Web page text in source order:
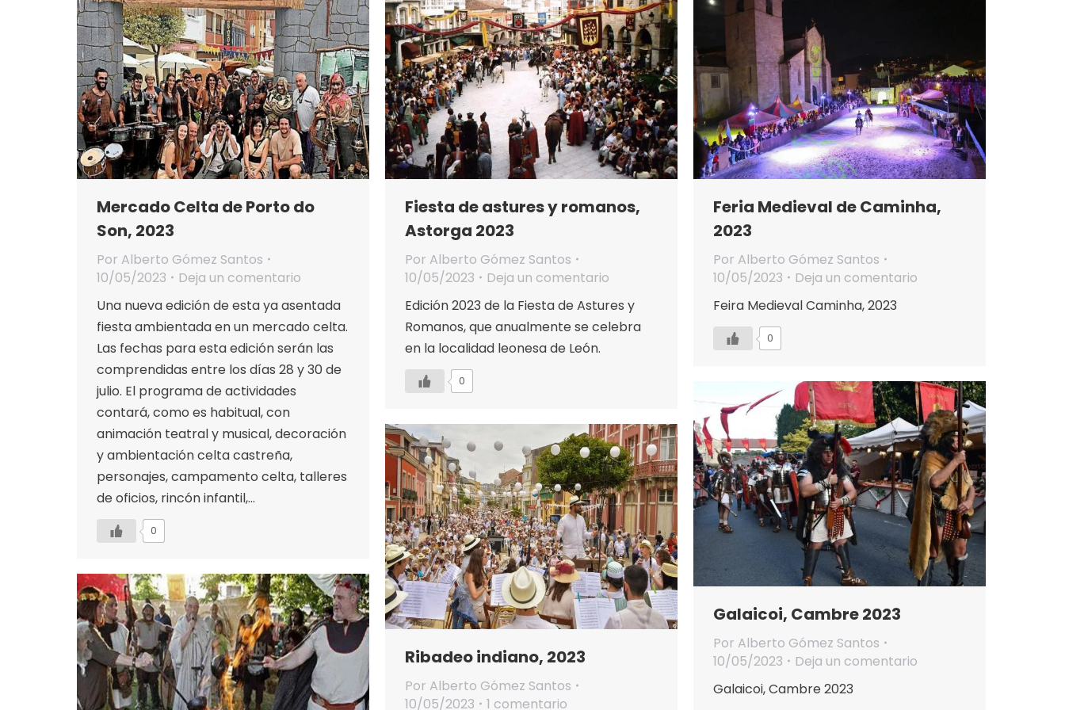
Mercado Celta de Porto do
Son, 2023
Por Alberto Gómez Santos
10/05/2023
Deja un comentario
Una nueva edición de esta ya asentada
fiesta ambientada en un mercado celta.
Las fechas para esta edición serán las
comprendidas entre los días 28 y 30 de
julio. El programa de actividades
contará, como es habitual, con
animación teatral y musical, decoración
y ambientación celta castreña,
personajes, campamento celta, talleres
de oficios, rincón infantil,…
0
Fiesta de astures y romanos,
Astorga 2023
Por Alberto Gómez Santos
10/05/2023
Deja un comentario
Edición 2023 de la Fiesta de Astures y
Romanos, que anualmente se celebra
en la localidad leonesa de León.
0
Feria Medieval de Caminha,
2023
Por Alberto Gómez Santos
10/05/2023
Deja un comentario
Feira Medieval Caminha, 2023
0
Galaicoi, Cambre 2023
Por Alberto Gómez Santos
10/05/2023
Deja un comentario
Galaicoi, Cambre 2023
Ribadeo indiano, 2023
Por Alberto Gómez Santos
10/05/2023
1 comentario